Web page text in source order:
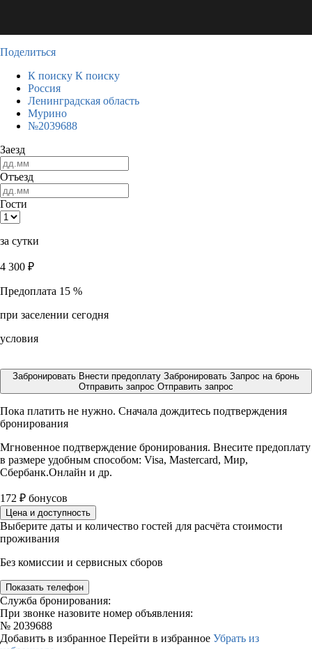
Поделиться
К поиску К поиску
Россия
Ленинградская область
Мурино
№2039688
Заезд
Отъезд
Гости
за сутки
4 300 ₽
Предоплата 15 %
при заселении сегодня
условия
Забронировать Внести предоплату Забронировать Запрос на бронь
Отправить запрос Отправить запрос
Пока платить не нужно. Сначала дождитесь подтверждения
бронирования
Мгновенное подтверждение бронирования. Внесите предоплату
в размере удобным способом: Visa, Mastercard, Мир,
Сбербанк.Онлайн и др.
172 ₽ бонусов
Цена и доступность
Выберите даты и количество гостей для расчёта стоимости
проживания
Без комиссии и сервисных сборов
Показать телефон
Служба бронирования:
При звонке назовите номер объявления:
№ 2039688
Добавить в избранное Перейти в избранное Убрать из